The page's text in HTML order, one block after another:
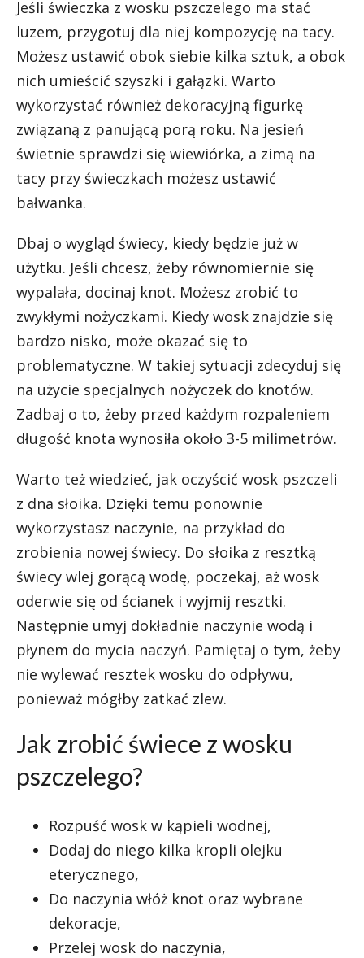
Jeśli świeczka z wosku pszczelego ma stać
luzem, przygotuj dla niej kompozycję na tacy.
Możesz ustawić obok siebie kilka sztuk, a obok
nich umieścić szyszki i gałązki. Warto
wykorzystać również dekoracyjną figurkę
związaną z panującą porą roku. Na jesień
świetnie sprawdzi się wiewiórka, a zimą na
tacy przy świeczkach możesz ustawić
bałwanka.
Dbaj o wygląd świecy, kiedy będzie już w
użytku. Jeśli chcesz, żeby równomiernie się
wypalała, docinaj knot. Możesz zrobić to
zwykłymi nożyczkami. Kiedy wosk znajdzie się
bardzo nisko, może okazać się to
problematyczne. W takiej sytuacji zdecyduj się
na użycie specjalnych nożyczek do knotów.
Zadbaj o to, żeby przed każdym rozpaleniem
długość knota wynosiła około 3-5 milimetrów.
Warto też wiedzieć, jak oczyścić wosk pszczeli
z dna słoika. Dzięki temu ponownie
wykorzystasz naczynie, na przykład do
zrobienia nowej świecy. Do słoika z resztką
świecy wlej gorącą wodę, poczekaj, aż wosk
oderwie się od ścianek i wyjmij resztki.
Następnie umyj dokładnie naczynie wodą i
płynem do mycia naczyń. Pamiętaj o tym, żeby
nie wylewać resztek wosku do odpływu,
ponieważ mógłby zatkać zlew.
Jak zrobić świece z wosku
pszczelego?
Rozpuść wosk w kąpieli wodnej,
Dodaj do niego kilka kropli olejku
eterycznego,
Do naczynia włóż knot oraz wybrane
dekoracje,
Przelej wosk do naczynia,